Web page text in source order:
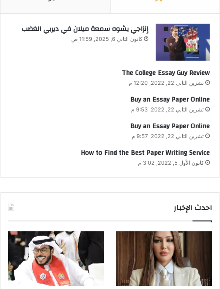
إنزاجي يشوه سمعة ميلان في ديربي الغضب
كانون الثاني 6, 2025, 11:59 ص
The College Essay Guy Review
تشرين الثاني 22, 2022, 12:20 م
Buy an Essay Paper Online
تشرين الثاني 22, 2022, 9:53 م
Buy an Essay Paper Online
تشرين الثاني 22, 2022, 9:57 م
How to Find the Best Paper Writing Service
كانون الأول 5, 2022, 3:02 م
احدث الإخبار